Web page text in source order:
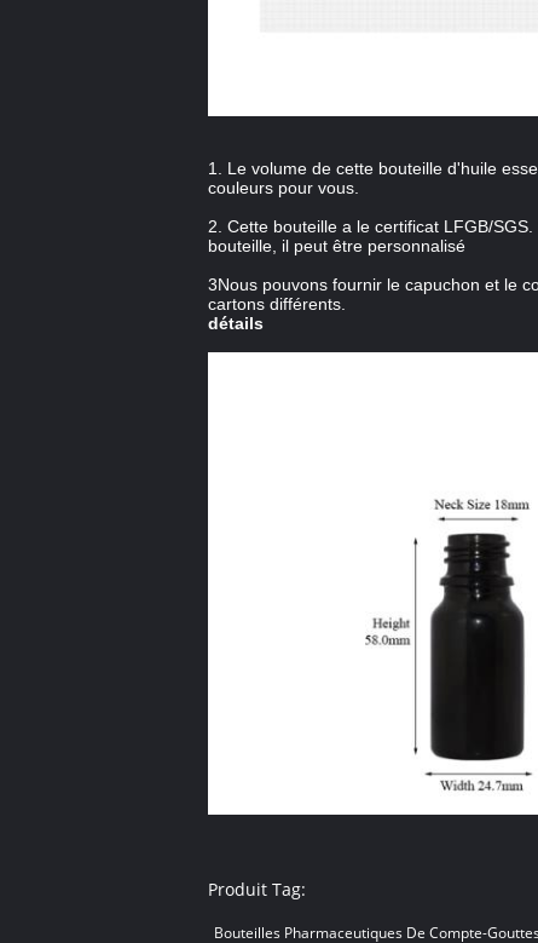
1. Le volume de cette bouteille d'huile
couleurs pour vous.
2. Cette bouteille a le certificat LFGB/
bouteille, il peut être personnalisé
3Nous pouvons fournir le capuchon et le
cartons différents.
détails
Produit Tag:
Bouteilles Pharmaceutiques De Compte-Gouttes